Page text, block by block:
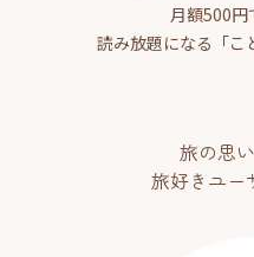
月額500
読み放題になる「こ
旅の思
旅好きユー